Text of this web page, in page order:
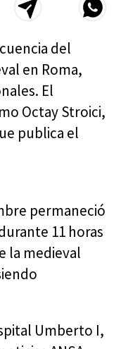
del
en Roma,
El
Octay Stroici,
publica el
permaneció
11 horas
la medieval
Umberto I,